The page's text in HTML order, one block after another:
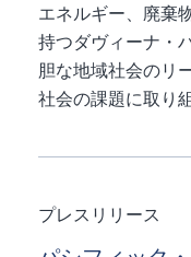
エネルギー、廃棄
持つダヴィーナ・
胆な地域社会のリ
社会の課題に取り
プレスリリース